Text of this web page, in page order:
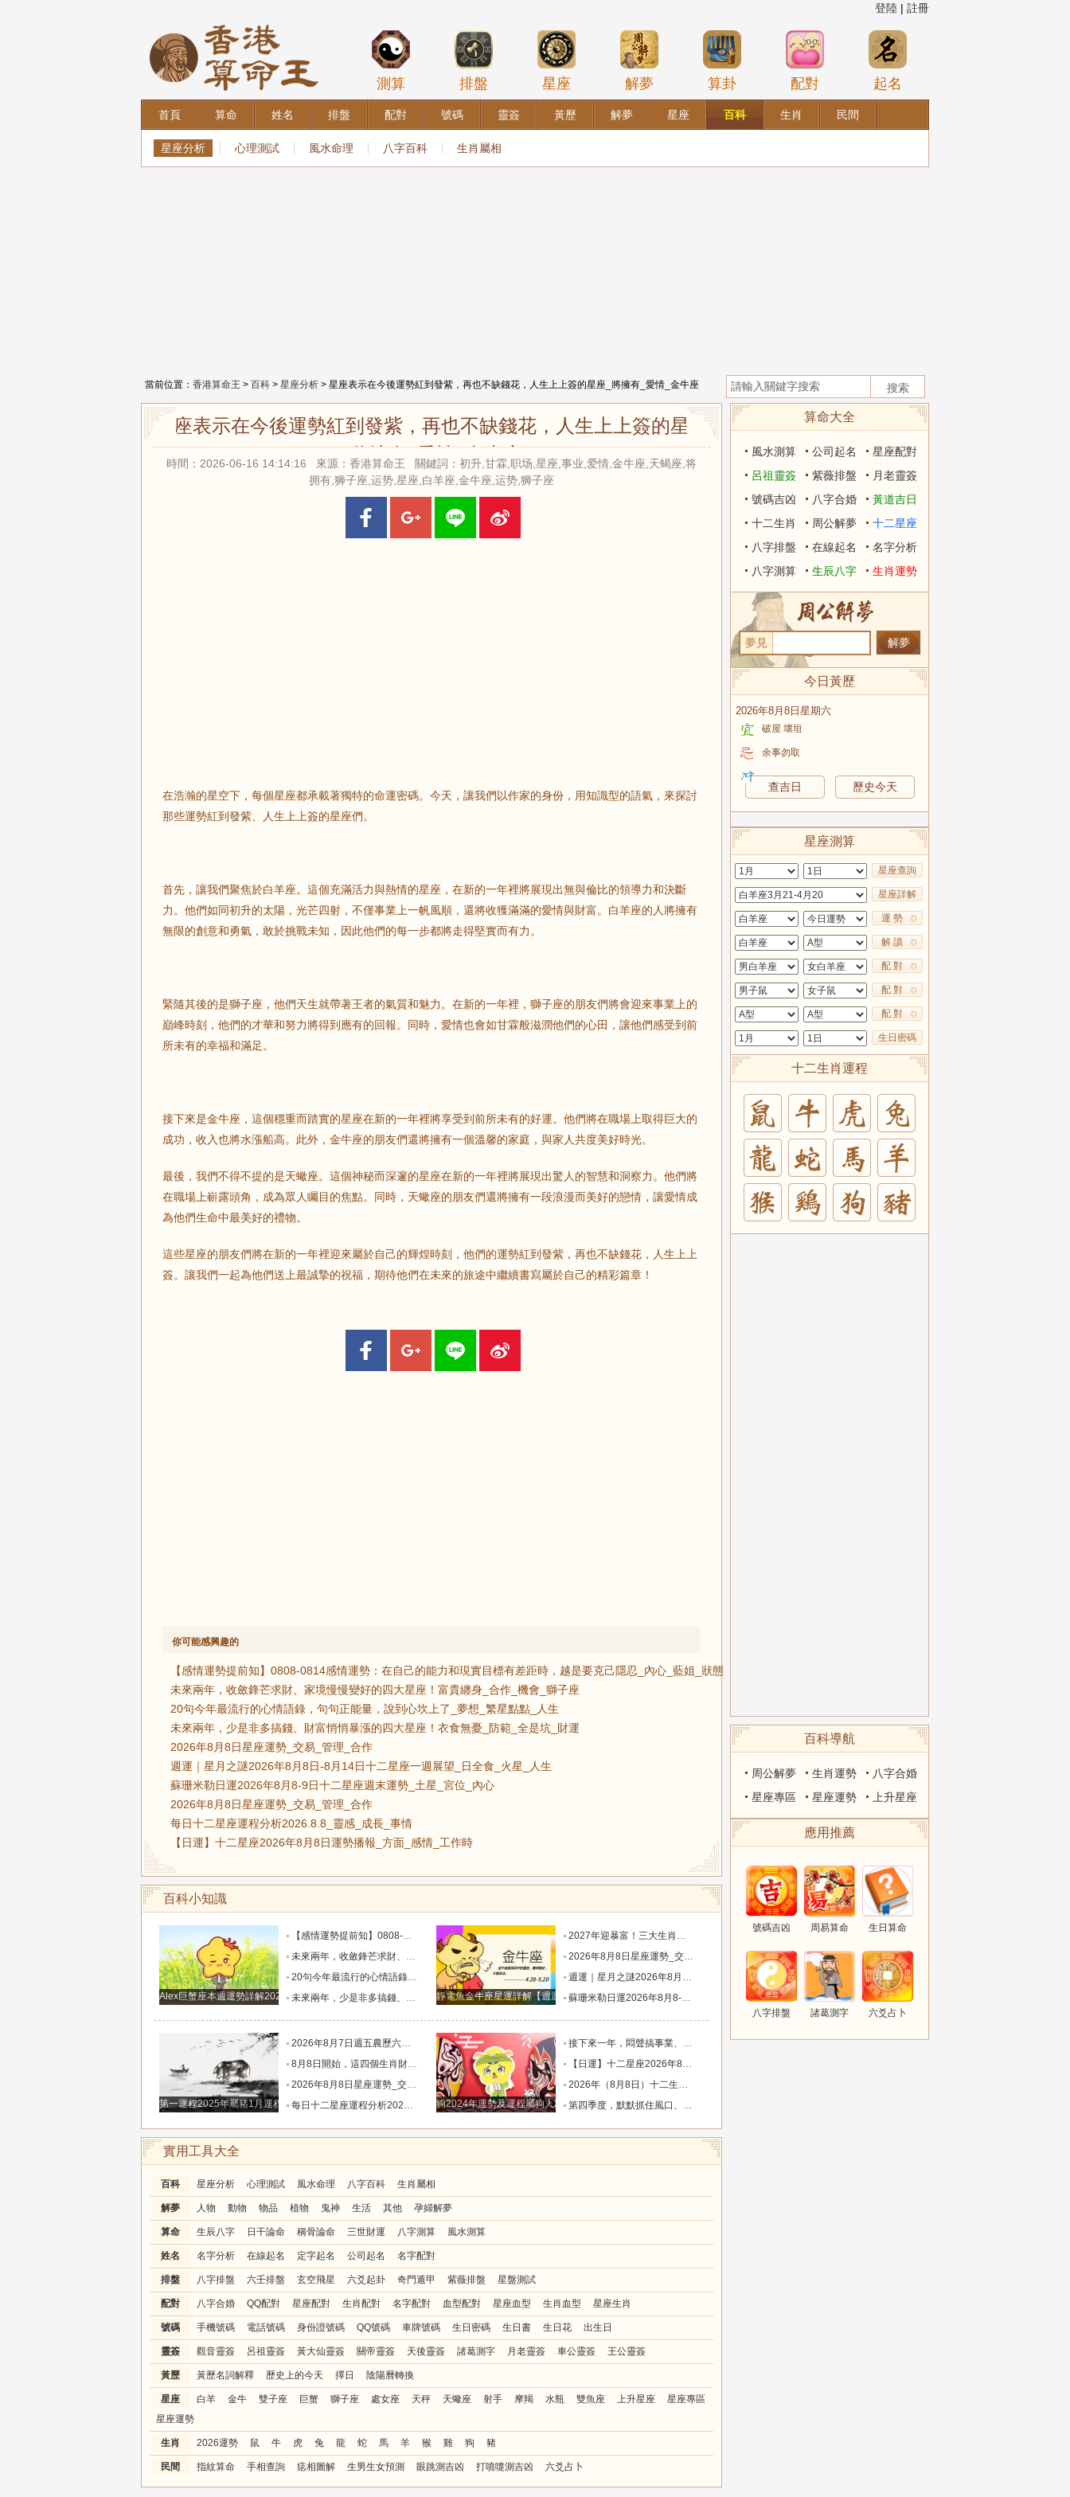
登陸 | 註冊
測算 排盤 星座 解夢 算卦 配對 起名
首頁 算命 姓名 排盤 配對 號碼 靈簽 黃歷 解夢 星座 百科 生肖 民間
星座分析 心理測試 風水命理 八字百科 生肖屬相
當前位置： 香港算命王 > 百科 > 星座分析 > 星座表示在今後運勢紅到發紫，再也不缺錢花，人生上上簽的星座_將擁有_愛情_金牛座
星座表示在今後運勢紅到發紫，再也不缺錢花，人生上上簽的星座
_將擁有_愛情_金牛座
時間：2026-06-16 14:14:16 來源：香港算命王 關鍵詞：初升,甘霖,职场,星座,事业,爱情,金牛座,天蝎座,将
拥有,狮子座,运势,星座,白羊座,金牛座,运势,狮子座
在浩瀚的星空下，每個星座都承載著獨特的命運密碼。今天，讓我們以作家的身份，用知識型的語氣，來探討
那些運勢紅到發紫、人生上上簽的星座們。
首先，讓我們聚焦於白羊座。這個充滿活力與熱情的星座，在新的一年裡將展現出無與倫比的領導力和決斷
力。他們如同初升的太陽，光芒四射，不僅事業上一帆風順，還將收獲滿滿的愛情與財富。白羊座的人將擁有
無限的創意和勇氣，敢於挑戰未知，因此他們的每一步都將走得堅實而有力。
緊隨其後的是獅子座，他們天生就帶著王者的氣質和魅力。在新的一年裡，獅子座的朋友們將會迎來事業上的
巔峰時刻，他們的才華和努力將得到應有的回報。同時，愛情也會如甘霖般滋潤他們的心田，讓他們感受到前
所未有的幸福和滿足。
接下來是金牛座，這個穩重而踏實的星座在新的一年裡將享受到前所未有的好運。他們將在職場上取得巨大的
成功，收入也將水漲船高。此外，金牛座的朋友們還將擁有一個溫馨的家庭，與家人共度美好時光。
最後，我們不得不提的是天蠍座。這個神秘而深邃的星座在新的一年裡將展現出驚人的智慧和洞察力。他們將
在職場上嶄露頭角，成為眾人矚目的焦點。同時，天蠍座的朋友們還將擁有一段浪漫而美好的戀情，讓愛情成
為他們生命中最美好的禮物。
這些星座的朋友們將在新的一年裡迎來屬於自己的輝煌時刻，他們的運勢紅到發紫，再也不缺錢花，人生上上
簽。讓我們一起為他們送上最誠摯的祝福，期待他們在未來的旅途中繼續書寫屬於自己的精彩篇章！
你可能感興趣的
【感情運勢提前知】0808-0814感情運勢：在自己的能力和現實目標有差距時，越是要克己隱忍_內心_藍姐_狀態
未來兩年，收斂鋒芒求財、家境慢慢變好的四大星座！富貴纏身_合作_機會_獅子座
20句今年最流行的心情語錄，句句正能量，說到心坎上了_夢想_繁星點點_人生
未來兩年，少是非多搞錢、財富悄悄暴漲的四大星座！衣食無憂_防範_全是坑_財運
2026年8月8日星座運勢_交易_管理_合作
週運｜星月之謎2026年8月8日-8月14日十二星座一週展望_日全食_火星_人生
蘇珊米勒日運2026年8月8-9日十二星座週末運勢_土星_宮位_內心
2026年8月8日星座運勢_交易_管理_合作
每日十二星座運程分析2026.8.8_靈感_成長_事情
【日運】十二星座2026年8月8日運勢播報_方面_感情_工作時
百科小知識
Alex巨蟹座本週運勢詳解2024.12.23-12.29
【感情運勢提前知】0808-0814感情運勢：在自己的能力和現實目標有差距時，越是要克己隱忍_內心_藍姐_狀態
未來兩年，收斂鋒芒求財、家境慢慢變好的四大星座！富貴纏身_合作_機會_獅子座
20句今年最流行的心情語錄，句句正能量，說到心坎上了_夢想_繁星點點_人生
未來兩年，少是非多搞錢、財富悄悄暴漲的四大星座！衣食無憂_防範_全是坑_財運
靜電魚金牛座星運詳解【週運2024年12月9日-12月15日】
2027年迎暴富！三大生肖錦鯉附體，迎事業愛情巔峰_屬狗_朋友_謙讓
2026年8月8日星座運勢_交易_管理_合作
週運｜星月之謎2026年8月8日-8月14日十二星座一週展望_日全食_火星_人生
蘇珊米勒日運2026年8月8-9日十二星座週末運勢_土星_宮位_內心
第一運程2025年屬豬1月運程解析
2026年8月7日週五農歷六月廿五好運生肖排名榜。_工作_池池_感情
8月8日開始，這四個生肖財運穩步上行，財路全程暢通收獲滿堂吉祥財富_財氣_龍人
2026年8月8日星座運勢_交易_管理_合作
每日十二星座運程分析2026.8.8_靈感_成長_事情
狗2024年運勢及運程屬狗人2024運勢好嗎
接下來一年，悶聲搞事業、家底越來越厚的四大星座！財源滾滾_機會_計劃_百萬財富
【日運】十二星座2026年8月8日運勢播報_方面_感情_工作時
2026年（8月8日）十二生肖運勢播報_感情_事業_朋友
第四季度，默默抓住風口、收入節節走高的四大星座！越攢越富_機會_能量_直覺
實用工具大全
百科 星座分析 心理測試 風水命理 八字百科 生肖屬相
解夢 人物 動物 物品 植物 鬼神 生活 其他 孕婦解夢
算命 生辰八字 日干論命 稱骨論命 三世財運 八字測算 風水測算
姓名 名字分析 在線起名 定字起名 公司起名 名字配對
排盤 八字排盤 六壬排盤 玄空飛星 六爻起卦 奇門遁甲 紫薇排盤 星盤測試
配對 八字合婚 QQ配對 星座配對 生肖配對 名字配對 血型配對 星座血型 生肖血型 星座生肖
號碼 手機號碼 電話號碼 身份證號碼 QQ號碼 車牌號碼 生日密碼 生日書 生日花 出生日
靈簽 觀音靈簽 呂祖靈簽 黃大仙靈簽 關帝靈簽 天後靈簽 諸葛測字 月老靈簽 車公靈簽 王公靈簽
黃歷 黃歷名詞解釋 歷史上的今天 擇日 陰陽曆轉換
星座 白羊 金牛 雙子座 巨蟹 獅子座 處女座 天秤 天蠍座 射手 摩羯 水瓶 雙魚座 上升星座
星座專區
星座運勢
生肖 2026運勢 鼠 牛 虎 兔 龍 蛇 馬 羊 猴 雞 狗 豬
民間 指紋算命 手相查詢 痣相圖解 生男生女預測 眼跳測吉凶 打噴嚏測吉凶 六爻占卜
算命大全
風水測算 公司起名
星座配對
呂祖靈簽
紫薇排盤
月老靈簽
號碼吉凶
八字合婚
黃道吉日
十二生肖
周公解夢
十二星座
八字排盤
在線起名
名字分析
八字測算
生辰八字 生肖運勢
夢見
今日黃歷
2026年8月8日星期六
破屋 壞垣
余事勿取
查吉日 歷史今天
星座測算
星座查詢
星座詳解
運 勢
解 讀
配 對
配 對
配 對
生日密碼
十二生肖運程
龍 蛇
猴 雞 狗
百科導航
周公解夢 生肖運勢
八字合婚
星座專區
星座運勢 上升星座
應用推薦
號碼吉凶 周易算命 生日算命
八字排盤 諸葛測字 六爻占卜